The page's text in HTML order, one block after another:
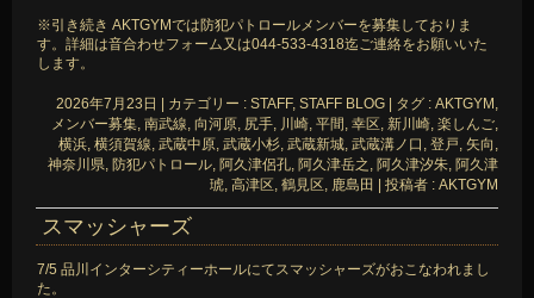
※引き続き AKTGYMでは防犯パトロールメンバーを募集しておりま
す。詳細は音合わせフォーム又は044-533-4318迄ご連絡をお願いいた
します。
2026年7月23日 カテゴリー : STAFF, STAFF BLOG タグ : AKTGYM ,
メンバー募集, 南武線, 向河原, 尻手, 川崎, 平間 , 幸区, 新川崎, 楽しんご,
横浜, 横須賀線, 武蔵中原, 武蔵小杉, 武蔵新城, 武蔵溝ノ口 , 登戸, 矢向 ,
神奈川県, 防犯パトロール, 阿久津侶孔, 阿久津岳之 , 阿久津汐朱, 阿久津
琥, 高津区, 鶴見区, 鹿島田 投稿者 : AKTGYM
スマッシャーズ
7/5 品川インターシティーホールにてスマッシャーズがおこなわれまし
た。